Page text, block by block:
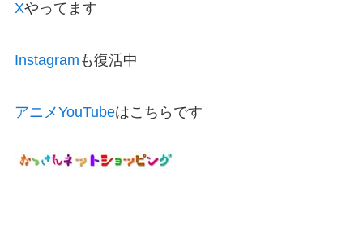
Xやってます
Instagram も復活中
アニメYouTubeはこちらです